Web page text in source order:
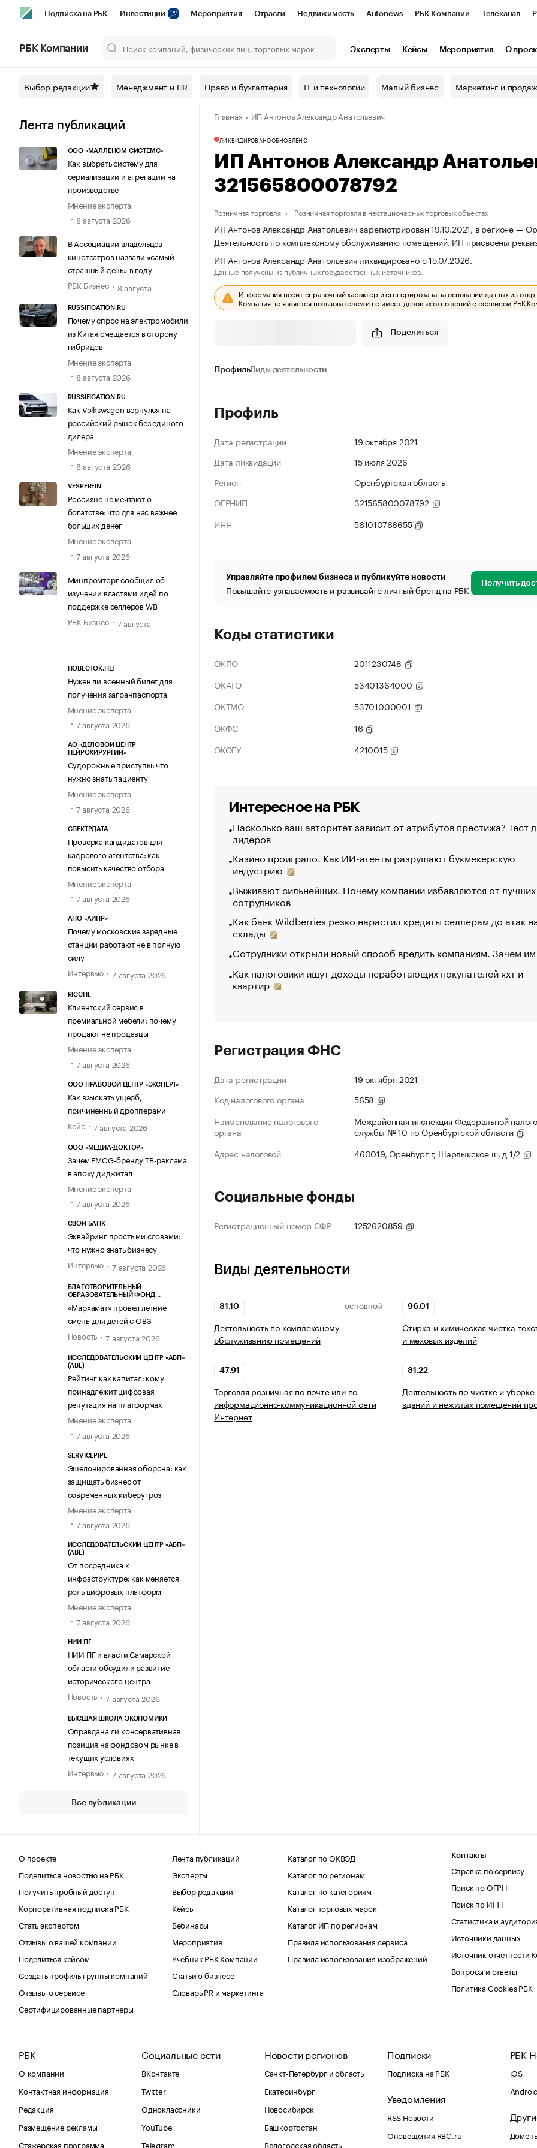
Подписка на РБК Инвестиции Мероприятия Отрасли Недвижимость Autonews РБК Компании Телеканал
Спецпроекты СПб Конференции СПб Спецпроекты Проверка контрагентов
Технологии и медиа Рынок наличной валюты
РБК Компании Эксперты Кейсы Мероприятия О
Выбор редакции Менеджмент и HR Право и бухгалтерия IT и технологии Малый бизнес Маркетинг и
Лента публикаций
ООО «МАЛЛЕНОМ СИСТЕМС»
Как выбрать систему для
сериализации и агрегации на
производстве
Мнение эксперта
8 августа 2026
В Ассоциации владельцев
кинотеатров назвали «самый
страшный день» в году
РБК Бизнес
8 августа
RUSSIFICATION.RU
Почему спрос на электромобили
из Китая смещается в сторону
гибридов
Мнение эксперта
8 августа 2026
RUSSIFICATION.RU
Как Volkswagen вернулся на
российский рынок без единого
дилера
Мнение эксперта
8 августа 2026
VESPERFIN
Россияне не мечтают о
богатстве: что для нас важнее
больших денег
Мнение эксперта
7 августа 2026
Минпромторг сообщил об
изучении властями идей по
поддержке селлеров WB
РБК Бизнес
7 августа
ПОВЕСТОК.НЕТ
Нужен ли военный билет для
получения загранпаспорта
Мнение эксперта
7 августа 2026
АО «ДЕЛОВОЙ ЦЕНТР
НЕЙРОХИРУРГИИ»
Судорожные приступы: что
нужно знать пациенту
Мнение эксперта
7 августа 2026
СПЕКТРДАТА
Проверка кандидатов для
кадрового агентства: как
повысить качество отбора
Мнение эксперта
7 августа 2026
АНО «АИПР»
Почему московские зарядные
станции работают не в полную
силу
Интервью
7 августа 2026
RICCHE
Клиентский сервис в
премиальной мебели: почему
продают не продавцы
Мнение эксперта
7 августа 2026
ООО ПРАВОВОЙ ЦЕНТР «ЭКСПЕРТ»
Как взыскать ущерб,
причиненный дропперами
Кейс
7 августа 2026
ООО «МЕДИА-ДОКТОР»
Зачем FMCG-бренду ТВ-реклама
в эпоху диджитал
Мнение эксперта
7 августа 2026
СВОЙ БАНК
Эквайринг простыми словами:
что нужно знать бизнесу
Интервью
7 августа 2026
БЛАГОТВОРИТЕЛЬНЫЙ
ОБРАЗОВАТЕЛЬНЫЙ ФОНД
«Мархамат» провел летние
смены для детей с ОВЗ
Новость
7 августа 2026
ИССЛЕДОВАТЕЛЬСКИЙ ЦЕНТР «АБП»
(ABL)
Рейтинг как капитал: кому
принадлежит цифровая
репутация на платформах
Мнение эксперта
7 августа 2026
SERVICEPIPE
Эшелонированная оборона: как
защищать бизнес от
современных киберугроз
Мнение эксперта
7 августа 2026
ИССЛЕДОВАТЕЛЬСКИЙ ЦЕНТР «АБП»
(ABL)
От посредника к
инфраструктуре: как меняется
роль цифровых платформ
Мнение эксперта
7 августа 2026
НИИ ПГ
НИИ ПГ и власти Самарской
области обсудили развитие
исторического центра
Новость
7 августа 2026
ВЫСШАЯ ШКОЛА ЭКОНОМИКИ
Оправдана ли консервативная
позиция на фондовом рынке в
текущих условиях
Интервью
7 августа 2026
Все публикации
Главная ИП Антонов Александр Анатольевич
ЛИКВИДИРОВАНООБНОВЛЕНО
ИП Антонов Александр
321565800078792
Розничная торговля Розничная торговля в нестационарных торговых объектах
ИП Антонов Александр Анатольевич зарегистрирован 19.10.2021, в регионе —
Деятельность по комплексному обслуживанию помещений. ИП присвоены
ИП Антонов Александр Анатольевич ликвидировано с 15.07.2026.
Данные получены из публичных государственных источников.
Информация носит справочный характер и сгенерирована на основании данных из
Компания не является пользователем и не имеет деловых отношений с сервисом РБК
Поделиться
ПрофильВиды деятельности
Профиль
Дата регистрации
19 октября 2021
Дата ликвидации
15 июля 2026
Регион
Оренбургская область
ОГРНИП
321565800078792
ИНН
561010766655
Управляйте профилем бизнеса и публикуйте новости
Повышайте узнаваемость и развивайте личный бренд на РБК Получить
Коды статистики
ОКПО
2011230748
ОКАТО
53401364000
ОКТМО
53701000001
ОКФС
16
ОКОГУ
4210015
Интересное на РБК
Насколько ваш авторитет зависит от атрибутов престижа? Тест
лидеров
Казино проиграло. Как ИИ-агенты разрушают букмекерскую
индустрию
Выживают сильнейших. Почему компании избавляются от лучших
сотрудников
Как банк Wildberries резко нарастил кредиты селлерам до атак
склады
Сотрудники открыли новый способ вредить компаниям. Зачем
Как налоговики ищут доходы неработающих покупателей яхт и
квартир
Регистрация ФНС
Дата регистрации
19 октября 2021
Код налогового органа
5658
Наименование налогового
органа
Межрайонная инспекция Федеральной
службы № 10 по Оренбургской области
Адрес налоговой
460019, Оренбург г, Шарлыкское ш, д 1/2
Социальные фонды
Регистрационный номер СФР 1252620859
Виды деятельности
81.10 ОСНОВНОЙ
Деятельность по комплексному
обслуживанию помещений
96.01
Стирка и химическая чистка
и меховых изделий
47.91
Торговля розничная по почте или по
информационно-коммуникационной сети
Интернет
81.22
Деятельность по чистке и
зданий и нежилых помещений
О проекте
Поделиться новостью на РБК
Получить пробный доступ
Корпоративная подписка РБК
Стать экспертом
Отзывы о вашей компании
Поделиться кейсом
Создать профиль группы компаний
Отзывы о сервисе
Сертифицированные партнеры
Лента публикаций
Эксперты
Выбор редакции
Кейсы
Вебинары
Мероприятия
Учебник РБК Компании
Статьи о бизнесе
Словарь PR и маркетинга
Каталог по ОКВЭД
Каталог по регионам
Каталог по категориям
Каталог торговых марок
Каталог ИП по регионам
Правила использования сервиса
Правила использования изображений
Контакты
Справка по сервису
Поиск по ОГРН
Поиск по ИНН
Статистика и
Источники данных
Источник отчетности
Вопросы и ответы
Политика Cookies РБК
РБК
О компании
Контактная информация
Редакция
Размещение рекламы
Стажерская программа
Социальные сети
ВКонтакте
Twitter
Одноклассники
YouTube
Telegram
Новости регионов
Санкт-Петербург и область
Екатеринбург
Новосибирск
Башкортостан
Вологодская область
Подписки
Подписка на РБК
Уведомления
RSS Новости
Оповещения RBC.ru
РБК
iOS